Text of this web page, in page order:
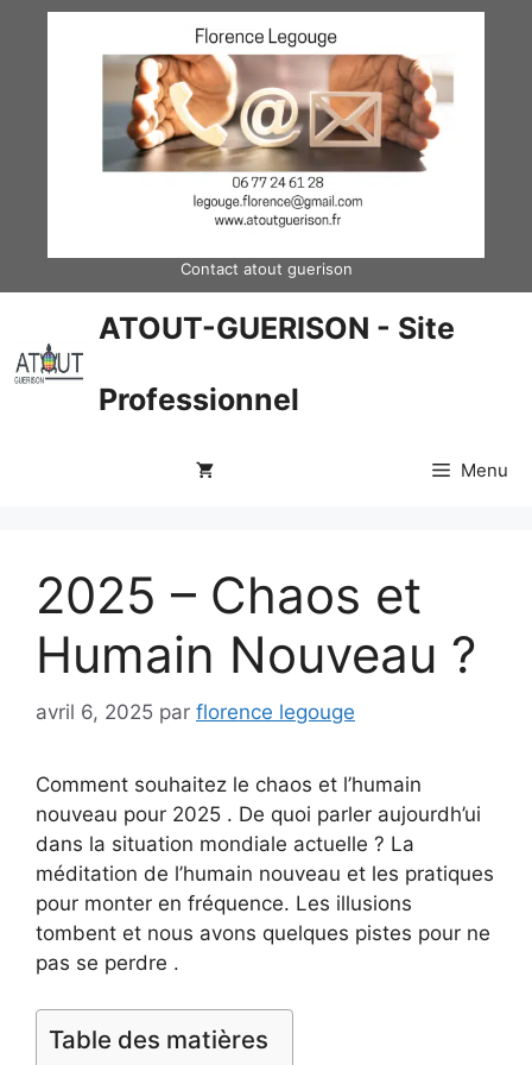
Contact atout guerison
ATOUT-GUERISON - Site
Professionnel
Menu
2025 – Chaos et
Humain Nouveau ?
avril 6, 2025 par florence legouge
Comment souhaitez le chaos et l’humain
nouveau pour 2025 . De quoi parler aujourdh’ui
dans la situation mondiale actuelle ? La
méditation de l’humain nouveau et les pratiques
pour monter en fréquence. Les illusions
tombent et nous avons quelques pistes pour ne
pas se perdre .
Table des matières